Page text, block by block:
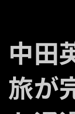
中田
旅が